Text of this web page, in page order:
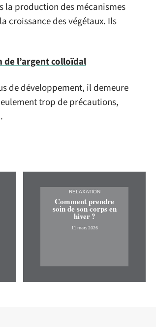
la production des mécanismes
croissance des végétaux. Ils
de l’argent colloïdal
de développement, il demeure
trop de précautions,
RELAXATION
Comment prendre
soin de son corps en
hiver ?
11 mars 2026